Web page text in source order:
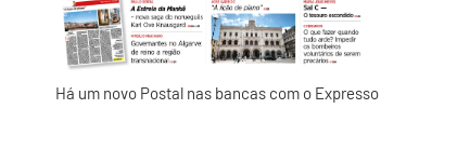
Há um novo Postal nas bancas com o Expresso